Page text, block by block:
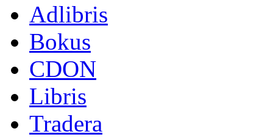
Adlibris
Bokus
CDON
Libris
Tradera